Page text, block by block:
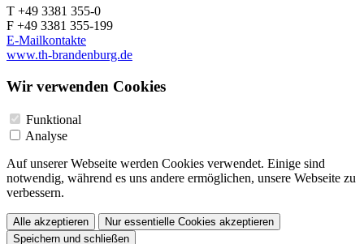
T +49 3381 355-0
F +49 3381 355-199
E-Mailkontakte
www.th-brandenburg.de
Wir verwenden Cookies
Funktional
Analyse
Auf unserer Webseite werden Cookies verwendet. Einige sind
notwendig, während es uns andere ermöglichen, unsere Webseite zu
verbessern.
Alle akzeptieren
Nur essentielle Cookies akzeptieren
Speichern und schließen